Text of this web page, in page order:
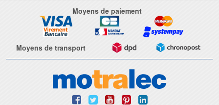
Moyens de paiement
Moyens de transport